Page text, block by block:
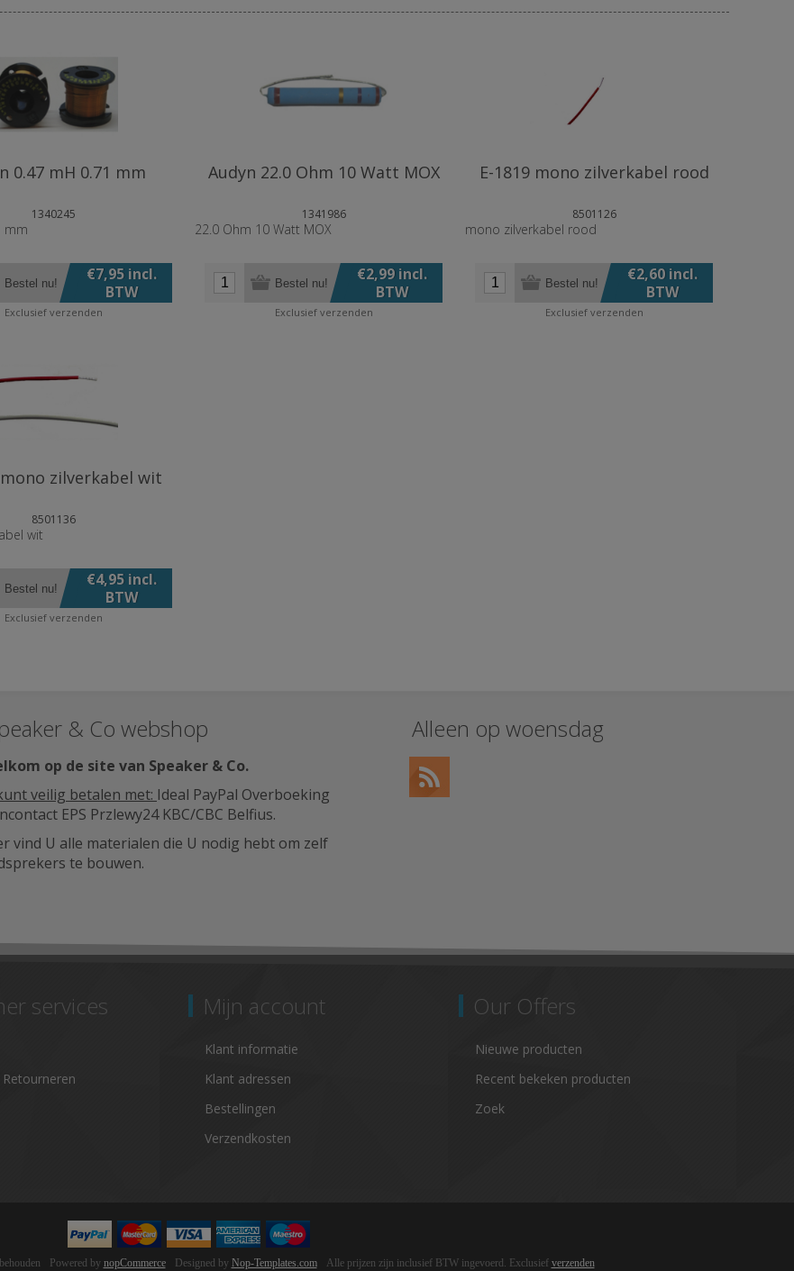
0.47 mH 0.71 mm
1340245
mm
€7,95 incl.
BTW
Bestel nu!
Exclusief verzenden
Audyn 22.0 Ohm 10 Watt MOX
1341986
22.0 Ohm 10 Watt MOX
€2,99 incl.
BTW
Bestel nu!
Exclusief verzenden
E-1819 mono zilverkabel rood
8501126
mono zilverkabel rood
€2,60 incl.
BTW
Bestel nu!
Exclusief verzenden
mono zilverkabel wit
8501136
wit
€4,95 incl.
BTW
Bestel nu!
Exclusief verzenden
& Co webshop
op de site van Speaker & Co.
veilig betalen met: Ideal PayPal Overboeking
EPS Przlewy24 KBC/CBC Belfius.
vind U alle materialen die U nodig hebt om zelf
te bouwen.
Alleen op woensdag
services Mijn account
Klant informatie
Klant adressen
Bestellingen
Verzendkosten
Our Offers
Nieuwe producten
Recent bekeken producten
Zoek
Powered by nopCommerce Designed by Nop-Templates.com Alle prijzen zijn inclusief BTW ingevoerd. Exclusief verzenden